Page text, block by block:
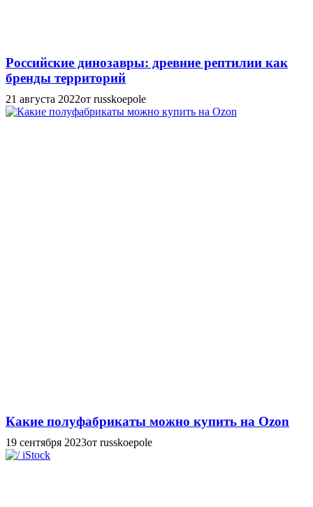
Российские динозавры: древние рептилии как
бренды территорий
21 августа 2022от russkoepole
Какие полуфабрикаты можно купить на Ozon
19 сентября 2023от russkoepole